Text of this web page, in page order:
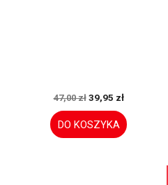
47,00 zł 39,95 zł
DO KOSZYKA